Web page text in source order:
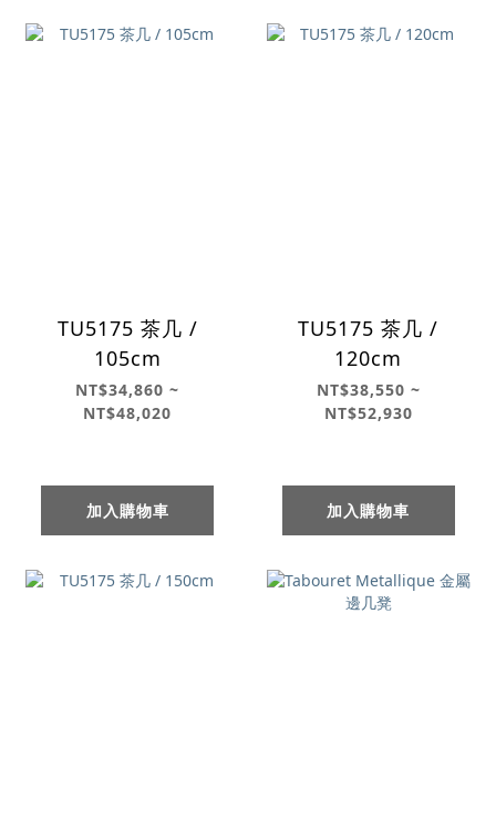
TU5175 茶几 /
105cm
NT$34,860 ~
NT$48,020
加入購物車
TU5175 茶几 /
120cm
NT$38,550 ~
NT$52,930
加入購物車